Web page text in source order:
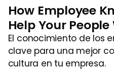
How Employee
Help Your
Together
El conocimiento de los
clave para una mejor
cultura en tu empresa.